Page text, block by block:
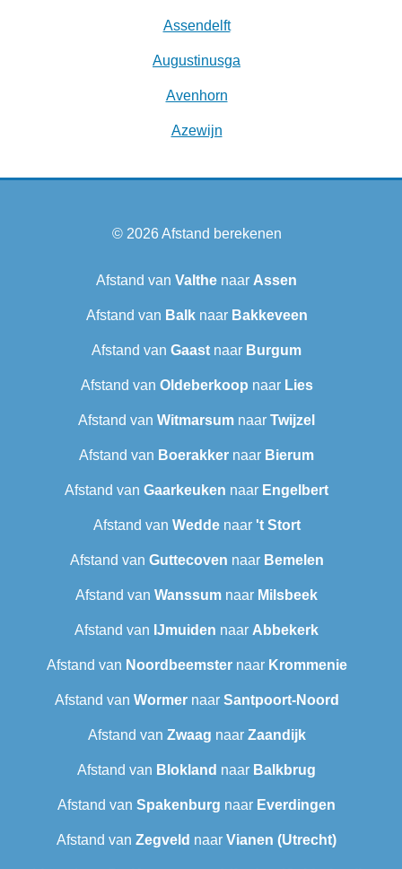
Assendelft
Augustinusga
Avenhorn
Azewijn
© 2026Afstand berekenen
Afstand van Valthe naar Assen
Afstand van Balknaar Bakkeveen
Afstand van Gaast naar Burgum
Afstand van Oldeberkoop naar Lies
Afstand van Witmarsum naar Twijzel
Afstand van Boerakker naar Bierum
Afstand van Gaarkeuken naar Engelbert
Afstand van Weddenaar 't Stort
Afstand van Guttecoven naar Bemelen
Afstand van Wanssum naar Milsbeek
Afstand van IJmuiden naar Abbekerk
Afstand van Noordbeemsternaar Krommenie
Afstand van Wormernaar Santpoort-Noord
Afstand van Zwaag naar Zaandijk
Afstand van Blokland naar Balkbrug
Afstand van Spakenburg naar Everdingen
Afstand van Zegveld naar Vianen (Utrecht)